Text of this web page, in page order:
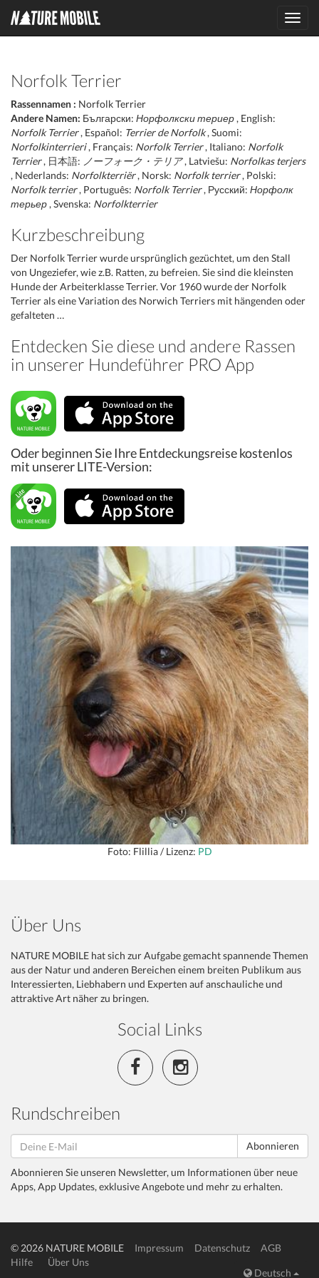
Norfolk Terrier
Rassennamen : Norfolk Terrier
Andere Namen: Български: Норфолкски териер , English:
Norfolk Terrier, Español: Terrier de Norfolk, Suomi:
Norfolkinterrieri, Français: Norfolk Terrier, Italiano: Norfolk
Terrier, 日本語: ノーフォーク・テリア, Latviešu: Norfolkas terjers
, Nederlands: Norfolkterriër, Norsk: Norfolk terrier, Polski:
Norfolk terrier, Português: Norfolk Terrier, Русский: Норфолк
терьер , Svenska: Norfolkterrier
Kurzbeschreibung
Der Norfolk Terrier wurde ursprünglich gezüchtet, um den Stall
von Ungeziefer, wie z.B. Ratten, zu befreien. Sie sind die kleinsten
Hunde der Arbeiterklasse Terrier. Vor 1960 wurde der Norfolk
Terrier als eine Variation des Norwich Terriers mit hängenden oder
gefalteten …
Entdecken Sie diese und andere Rassen
in unserer Hundeführer PRO App
Oder beginnen Sie Ihre Entdeckungsreise kostenlos
mit unserer LITE-Version:
Foto: Flillia / Lizenz: PD
Über Uns
NATURE MOBILE hat sich zur Aufgabe gemacht spannende Themen
aus der Natur und anderen Bereichen einem breiten Publikum aus
Interessierten, Liebhabern und Experten auf anschauliche und
attraktive Art näher zu bringen.
Social Links
Rundschreiben
Abonnieren
Abonnieren Sie unseren Newsletter, um Informationen über neue
Apps, App Updates, exklusive Angebote und mehr zu erhalten.
© 2026 NATURE MOBILE Impressum Datenschutz
AGB
Hilfe
Über Uns
Deutsch